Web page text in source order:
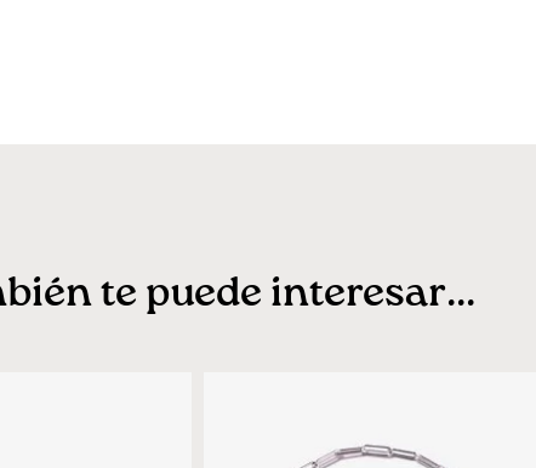
te puede interesar...